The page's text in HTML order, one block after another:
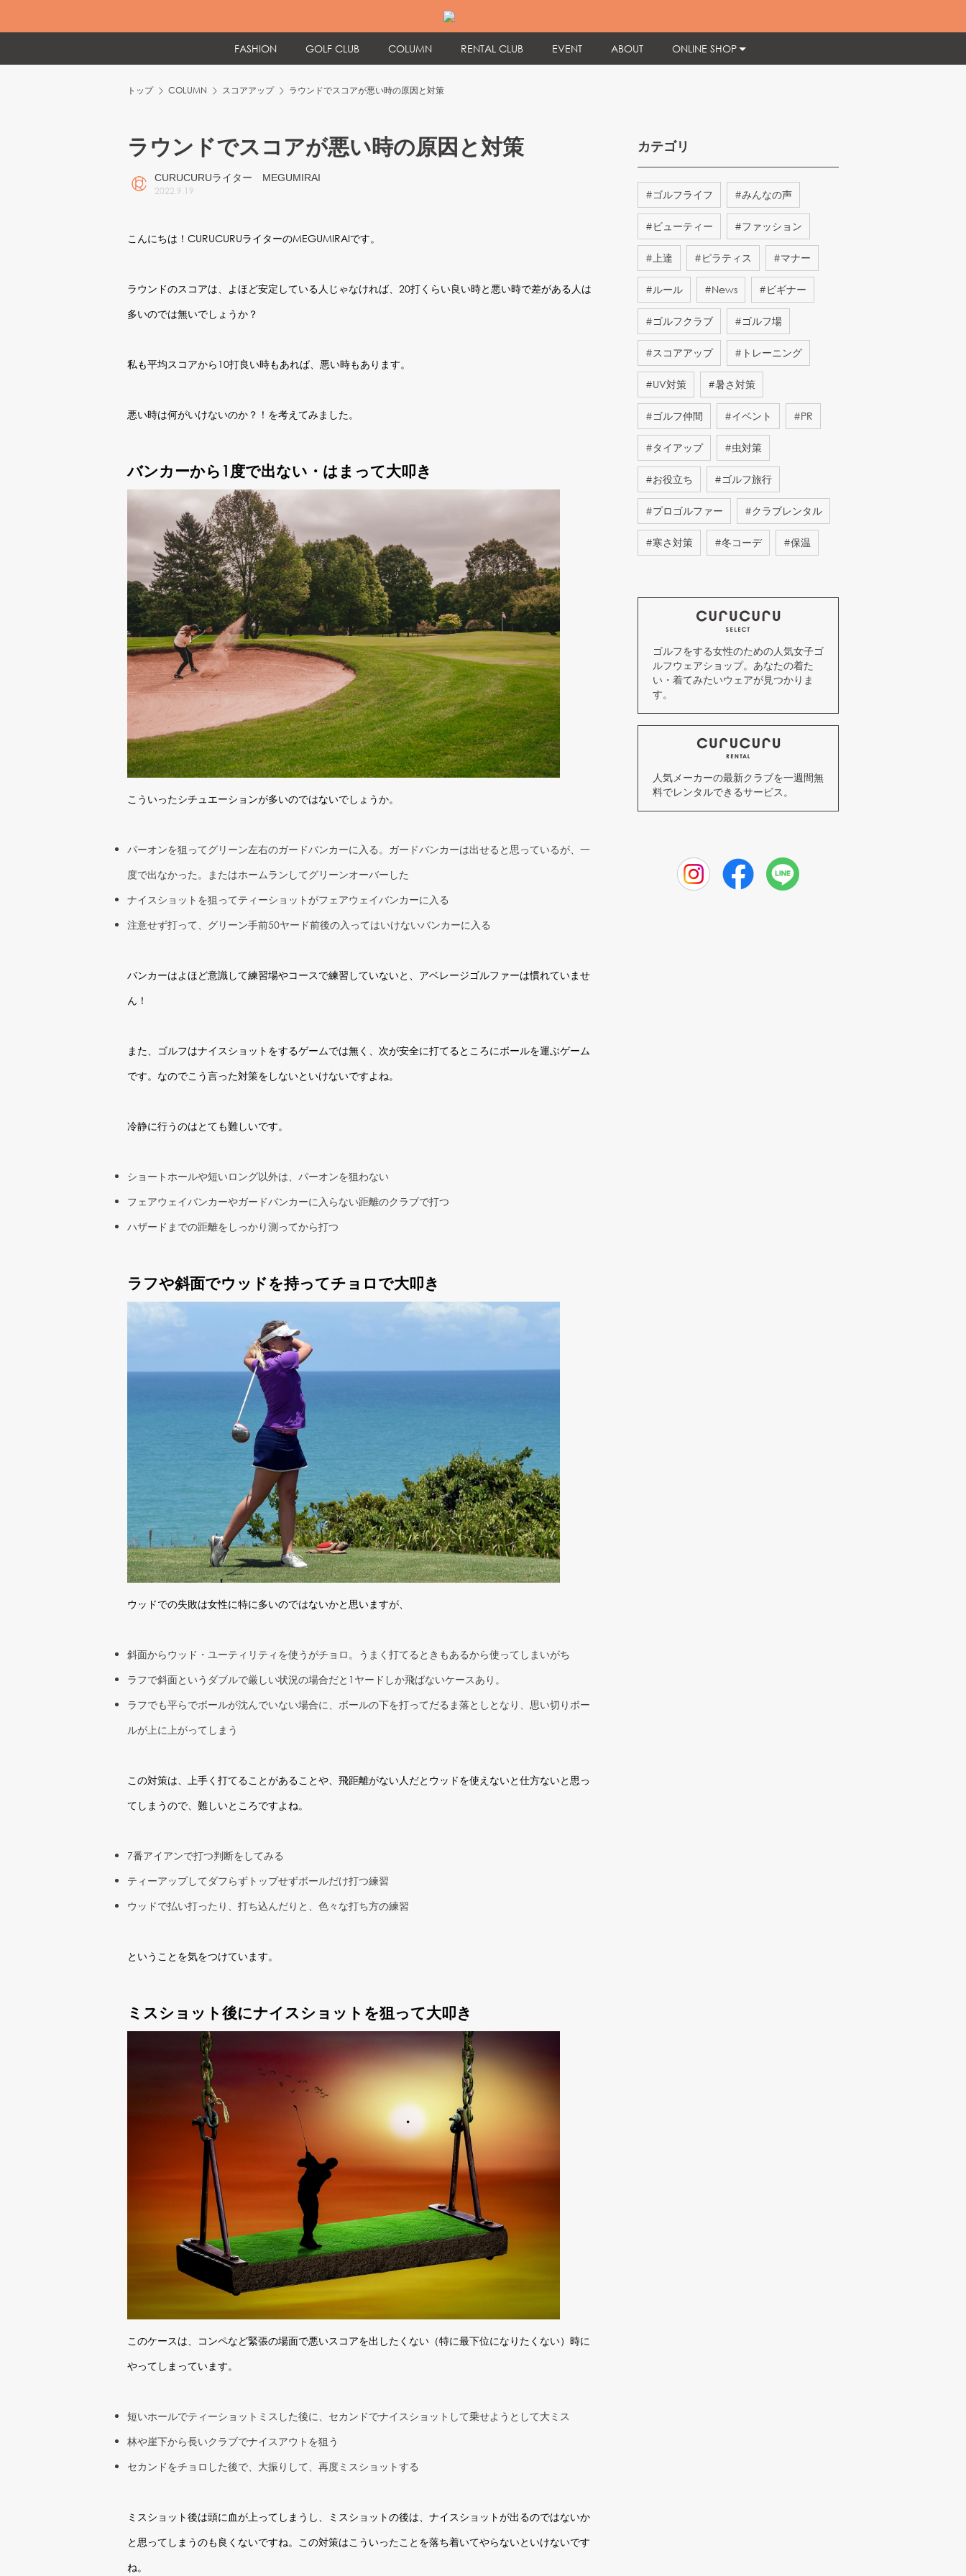
FASHION GOLF CLUB COLUMN RENTAL CLUB EVENT ABOUT ONLINE SHOP
トップ COLUMN スコアアップ ラウンドでスコアが悪い時の原因と対策
ラウンドでスコアが悪い時の原因と対策
CURUCURUライター MEGUMIRAI
2022.9.19
こんにちは！CURUCURUライターのMEGUMIRAIです。
ラウンドのスコアは、よほど安定している人じゃなければ、20打くらい良い時と悪い時で差がある人は
多いのでは無いでしょうか？
私も平均スコアから10打良い時もあれば、悪い時もあります。
悪い時は何がいけないのか？！を考えてみました。
バンカーから1度で出ない・はまって大叩き
こういったシチュエーションが多いのではないでしょうか。
パーオンを狙ってグリーン左右のガードバンカーに入る。ガードバンカーは出せると思っているが、一
度で出なかった。またはホームランしてグリーンオーバーした
ナイスショットを狙ってティーショットがフェアウェイバンカーに入る
注意せず打って、グリーン手前50ヤード前後の入ってはいけないバンカーに入る
バンカーはよほど意識して練習場やコースで練習していないと、アベレージゴルファーは慣れていませ
ん！
また、ゴルフはナイスショットをするゲームでは無く、次が安全に打てるところにボールを運ぶゲーム
です。なのでこう言った対策をしないといけないですよね。
冷静に行うのはとても難しいです。
ショートホールや短いロング以外は、パーオンを狙わない
フェアウェイバンカーやガードバンカーに入らない距離のクラブで打つ
ハザードまでの距離をしっかり測ってから打つ
ラフや斜面でウッドを持ってチョロで大叩き
ウッドでの失敗は女性に特に多いのではないかと思いますが、
斜面からウッド・ユーティリティを使うがチョロ。うまく打てるときもあるから使ってしまいがち
ラフで斜面というダブルで厳しい状況の場合だと1ヤードしか飛ばないケースあり。
ラフでも平らでボールが沈んでいない場合に、ボールの下を打ってだるま落としとなり、思い切りボー
ルが上に上がってしまう
この対策は、上手く打てることがあることや、飛距離がない人だとウッドを使えないと仕方ないと思っ
てしまうので、難しいところですよね。
7番アイアンで打つ判断をしてみる
ティーアップしてダフらずトップせずボールだけ打つ練習
ウッドで払い打ったり、打ち込んだりと、色々な打ち方の練習
ということを気をつけています。
ミスショット後にナイスショットを狙って大叩き
このケースは、コンペなど緊張の場面で悪いスコアを出したくない（特に最下位になりたくない）時に
やってしまっています。
短いホールでティーショットミスした後に、セカンドでナイスショットして乗せようとして大ミス
林や崖下から長いクラブでナイスアウトを狙う
セカンドをチョロした後で、大振りして、再度ミスショットする
ミスショット後は頭に血が上ってしまうし、ミスショットの後は、ナイスショットが出るのではないか
と思ってしまうのも良くないですね。この対策はこういったことを落ち着いてやらないといけないです
ね。
カテゴリ
#ゴルフライフ #みんなの声
#ビューティー #ファッション
#上達 #ピラティス #マナー
#ルール #News #ビギナー
#ゴルフクラブ #ゴルフ場
#スコアアップ # トレーニング
#UV対策 #暑さ対策
#ゴルフ仲間 #イベント #PR
#タイアップ #虫対策
#お役立ち #ゴルフ旅行
#プロゴルファー #クラブレンタル
#寒さ対策 #冬コーデ #保温
ゴルフをする女性のための人気女子ゴ
ルフウェアショップ。あなたの着た
い・着てみたいウェアが見つかりま
す。
人気メーカーの最新クラブを一週間無
料でレンタルできるサービス。